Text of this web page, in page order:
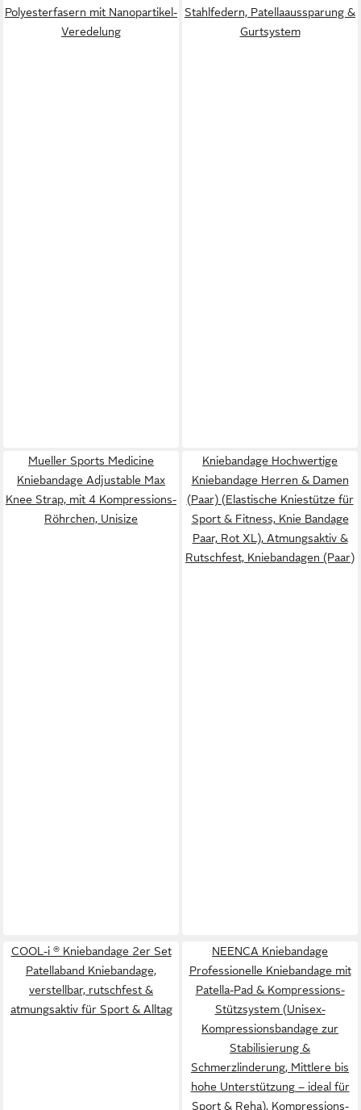
Polyesterfasern mit Nanopartikel-
Veredelung
Stahlfedern, Patellaaussparung &
Gurtsystem
Mueller Sports Medicine
Kniebandage Adjustable Max
Knee Strap, mit 4 Kompressions-
Röhrchen, Unisize
Kniebandage Hochwertige
Kniebandage Herren & Damen
(Paar) (Elastische Kniestütze für
Sport & Fitness, Knie Bandage
Paar, Rot XL), Atmungsaktiv &
Rutschfest, Kniebandagen (Paar)
COOL-i ® Kniebandage 2er Set
Patellaband Kniebandage,
verstellbar, rutschfest &
atmungsaktiv für Sport & Alltag
NEENCA Kniebandage
Professionelle Kniebandage mit
Patella-Pad & Kompressions-
Stützsystem (Unisex-
Kompressionsbandage zur
Stabilisierung &
Schmerzlinderung, Mittlere bis
hohe Unterstützung – ideal für
Sport & Reha), Kompressions-